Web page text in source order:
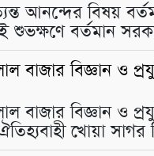
আনন্দের বিষয়
বর্তমান
বাজার বিজ্ঞান ও
বাজার বিজ্ঞান ও
খোয়া সাগর